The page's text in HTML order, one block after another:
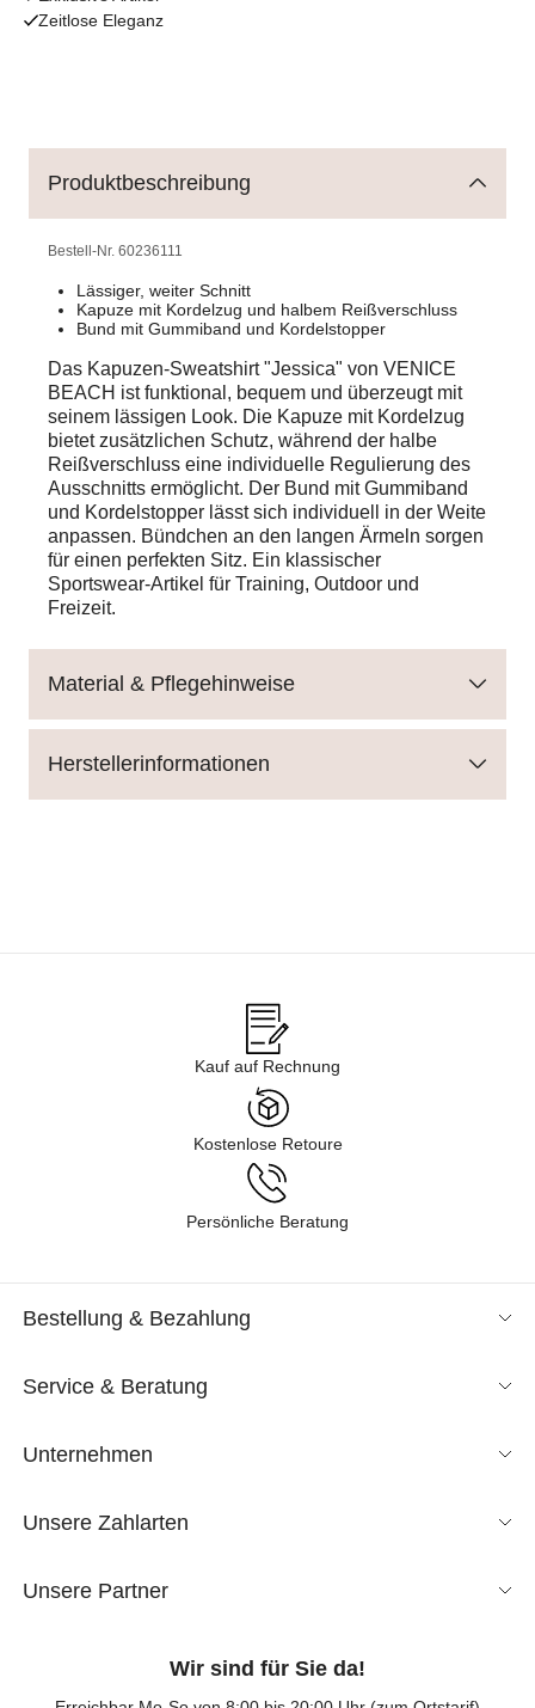
Zeitlose Eleganz
Produktbeschreibung
Bestell-Nr. 60236111
Lässiger, weiter Schnitt
Kapuze mit Kordelzug und halbem Reißverschluss
Bund mit Gummiband und Kordelstopper
Das Kapuzen-Sweatshirt "Jessica" von VENICE
BEACH ist funktional, bequem und überzeugt mit
seinem lässigen Look. Die Kapuze mit Kordelzug
bietet zusätzlichen Schutz, während der halbe
Reißverschluss eine individuelle Regulierung des
Ausschnitts ermöglicht. Der Bund mit Gummiband
und Kordelstopper lässt sich individuell in der Weite
anpassen. Bündchen an den langen Ärmeln sorgen
für einen perfekten Sitz. Ein klassischer
Sportswear-Artikel für Training, Outdoor und
Freizeit.
Material & Pflegehinweise
Herstellerinformationen
Kauf auf Rechnung
Kostenlose Retoure
Persönliche Beratung
Bestellung & Bezahlung
Service & Beratung
Unternehmen
Unsere Zahlarten
Unsere Partner
Wir sind für Sie da!